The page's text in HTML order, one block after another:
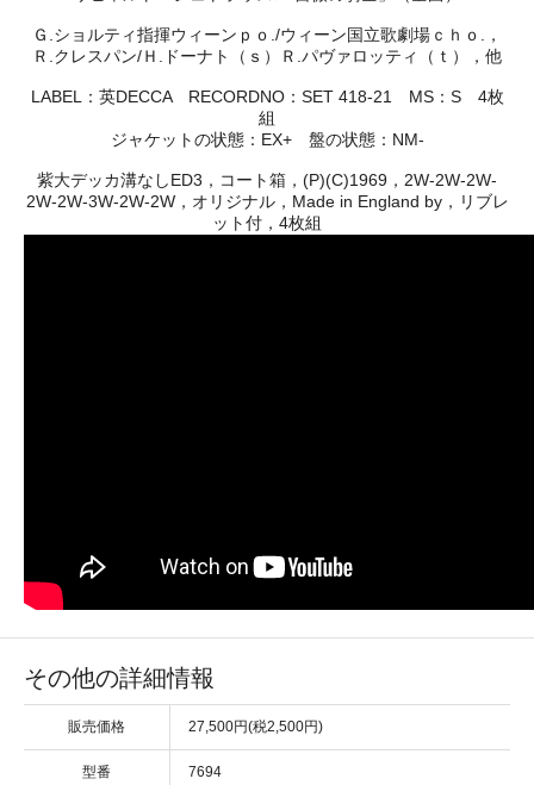
Ｇ.ショルティ指揮ウィーンｐｏ./ウィーン国立歌劇場ｃｈｏ.，
Ｒ.クレスパン/Ｈ.ドーナト（ｓ）Ｒ.パヴァロッティ（ｔ），他
LABEL：英DECCA RECORDNO：SET 418-21 MS：S 4枚
組
ジャケットの状態：EX+ 盤の状態：NM-
紫大デッカ溝なしED3，コート箱，(P)(C)1969，2W-2W-2W-
2W-2W-3W-2W-2W，オリジナル，Made in England by，リブレ
ット付，4枚組
その他の詳細情報
販売価格 27,500円(税2,500円)
型番 7694